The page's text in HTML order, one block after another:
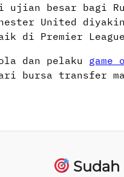
ujian besar bagi
United
di Premier
dan pelaku game
bursa transfer
Sudah